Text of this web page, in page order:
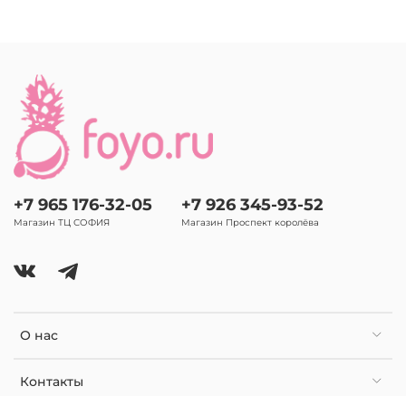
О нас
Контакты
+7 965 176-32-05
Магазин ТЦ СОФИЯ
+7 926 345-93-52
Магазин Проспект королёва